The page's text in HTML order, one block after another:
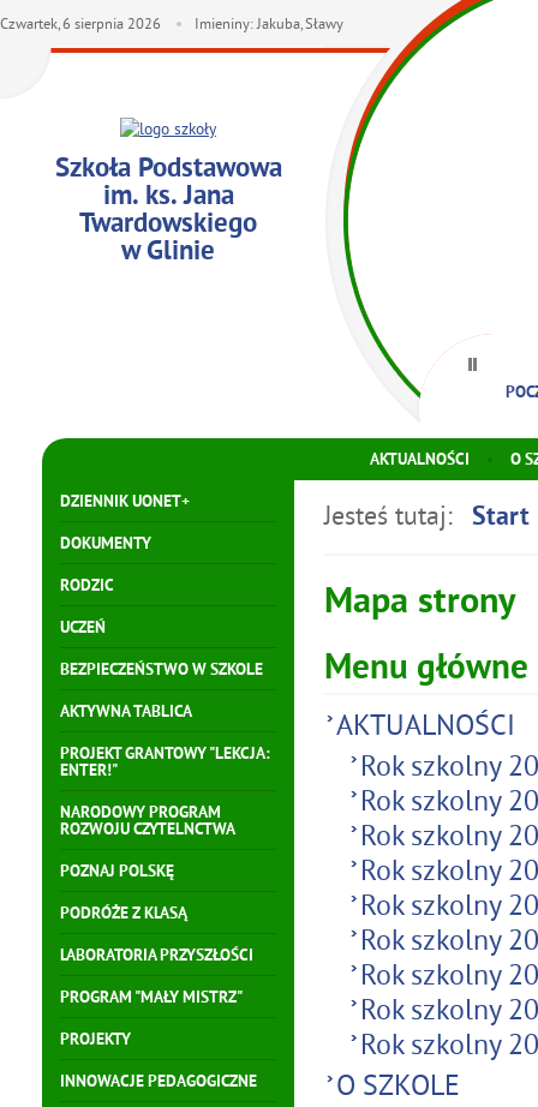
Szkoła Podstawowa
im. ks. Jana
Twardowskiego
w Glinie
Czwartek, 6 sierpnia 2026 Imieniny: Jakuba, Sławy
AKTUALNOŚCI O
DZIENNIK UONET+
DOKUMENTY
RODZIC
UCZEŃ
BEZPIECZEŃSTWO W SZKOLE
AKTYWNA TABLICA
PROJEKT GRANTOWY "LEKCJA:
ENTER!"
NARODOWY PROGRAM
ROZWOJU CZYTELNCTWA
POZNAJ POLSKĘ
PODRÓŻE Z KLASĄ
LABORATORIA PRZYSZŁOŚCI
PROGRAM "MAŁY MISTRZ"
PROJEKTY
INNOWACJE PEDAGOGICZNE
Jesteś tutaj: Start
Mapa strony
Menu główne
AKTUALNOŚCI
Rok szkolny
Rok szkolny
Rok szkolny
Rok szkolny
Rok szkolny
Rok szkolny
Rok szkolny
Rok szkolny
Rok szkolny
O SZKOLE